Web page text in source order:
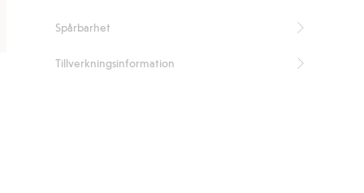
Blended Recycled Polyester
Spårbarhet
Tillverkningsinformation